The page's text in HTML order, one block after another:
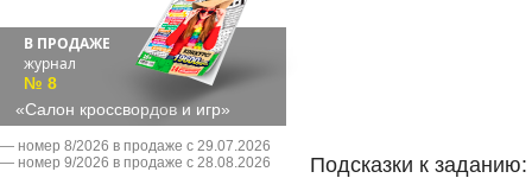
В ПРОДАЖЕ
журнал
№ 8
«Салон кроссвордов и игр»
― номер 8/2026 в продаже с 29.07.2026
― номер 9/2026 в продаже с 28.08.2026
Подсказки к заданию: